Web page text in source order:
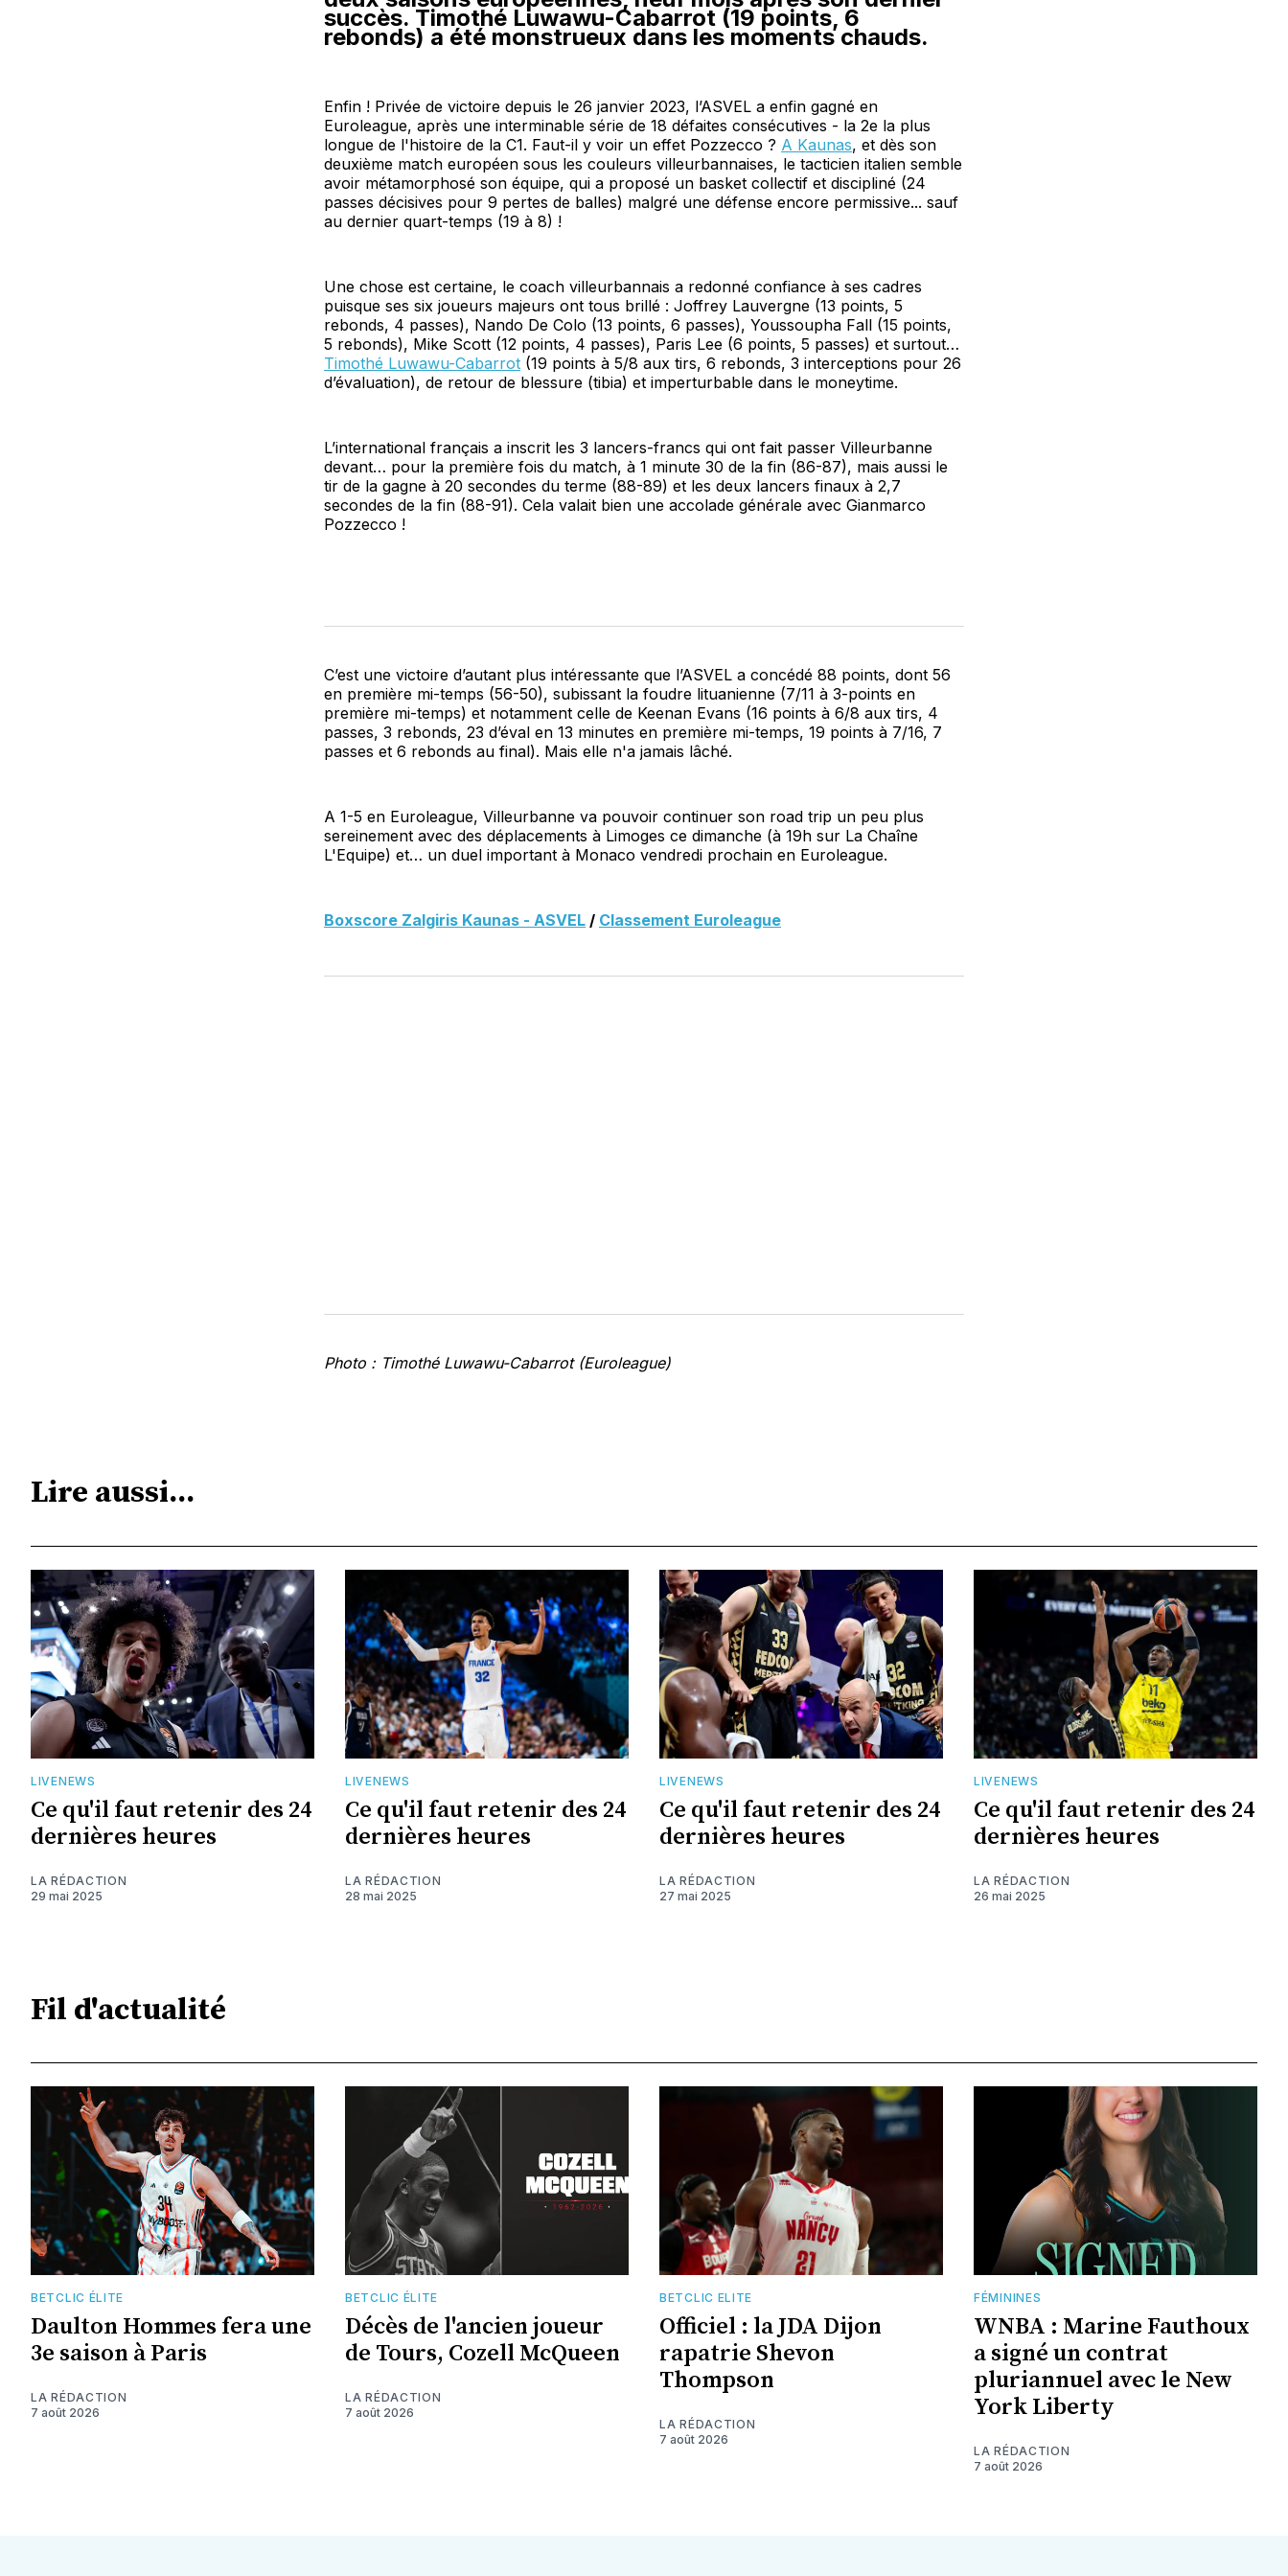
succès. Timothé Luwawu-Cabarrot (19 points, 6
rebonds) a été monstrueux dans les moments chauds.
Enfin ! Privée de victoire depuis le 26 janvier 2023, l’ASVEL a enfin gagné en
Euroleague, après une interminable série de 18 défaites consécutives - la 2e la plus
longue de l'histoire de la C1. Faut-il y voir un effet Pozzecco ? A Kaunas, et dès son
deuxième match européen sous les couleurs villeurbannaises, le tacticien italien semble
avoir métamorphosé son équipe, qui a proposé un basket collectif et discipliné (24
passes décisives pour 9 pertes de balles) malgré une défense encore permissive... sauf
au dernier quart-temps (19 à 8) !
Une chose est certaine, le coach villeurbannais a redonné confiance à ses cadres
puisque ses six joueurs majeurs ont tous brillé : Joffrey Lauvergne (13 points, 5
rebonds, 4 passes), Nando De Colo (13 points, 6 passes), Youssoupha Fall (15 points,
5 rebonds), Mike Scott (12 points, 4 passes), Paris Lee (6 points, 5 passes) et surtout…
Timothé Luwawu-Cabarrot (19 points à 5/8 aux tirs, 6 rebonds, 3 interceptions pour 26
d’évaluation), de retour de blessure (tibia) et imperturbable dans le moneytime.
L’international français a inscrit les 3 lancers-francs qui ont fait passer Villeurbanne
devant… pour la première fois du match, à 1 minute 30 de la fin (86-87), mais aussi le
tir de la gagne à 20 secondes du terme (88-89) et les deux lancers finaux à 2,7
secondes de la fin (88-91). Cela valait bien une accolade générale avec Gianmarco
Pozzecco !
C’est une victoire d’autant plus intéressante que l’ASVEL a concédé 88 points, dont 56
en première mi-temps (56-50), subissant la foudre lituanienne (7/11 à 3-points en
première mi-temps) et notamment celle de Keenan Evans (16 points à 6/8 aux tirs, 4
passes, 3 rebonds, 23 d’éval en 13 minutes en première mi-temps, 19 points à 7/16, 7
passes et 6 rebonds au final). Mais elle n'a jamais lâché.
A 1-5 en Euroleague, Villeurbanne va pouvoir continuer son road trip un peu plus
sereinement avec des déplacements à Limoges ce dimanche (à 19h sur La Chaîne
L'Equipe) et… un duel important à Monaco vendredi prochain en Euroleague.
Boxscore Zalgiris Kaunas - ASVEL / Classement Euroleague
Photo : Timothé Luwawu-Cabarrot (Euroleague)
Lire aussi...
LIVENEWS
Ce qu'il faut retenir des 24
dernières heures
LA RÉDACTION
29 mai 2025
LIVENEWS
Ce qu'il faut retenir des 24
dernières heures
LA RÉDACTION
28 mai 2025
LIVENEWS
Ce qu'il faut retenir des 24
dernières heures
LA RÉDACTION
27 mai 2025
LIVENEWS
Ce qu'il faut retenir des 24
dernières heures
LA RÉDACTION
26 mai 2025
Fil d'actualité
BETCLIC ÉLITE
Daulton Hommes fera une
3e saison à Paris
LA RÉDACTION
7 août 2026
BETCLIC ÉLITE
Décès de l'ancien joueur
de Tours, Cozell McQueen
LA RÉDACTION
7 août 2026
BETCLIC ELITE
Officiel : la JDA Dijon
rapatrie Shevon
Thompson
LA RÉDACTION
7 août 2026
FÉMININES
WNBA : Marine Fauthoux
a signé un contrat
pluriannuel avec le New
York Liberty
LA RÉDACTION
7 août 2026